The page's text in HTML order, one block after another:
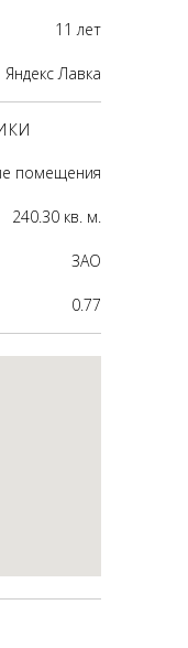
11 лет
Яндекс Лавка
помещения
240.30 кв. м.
ЗАО
0.77